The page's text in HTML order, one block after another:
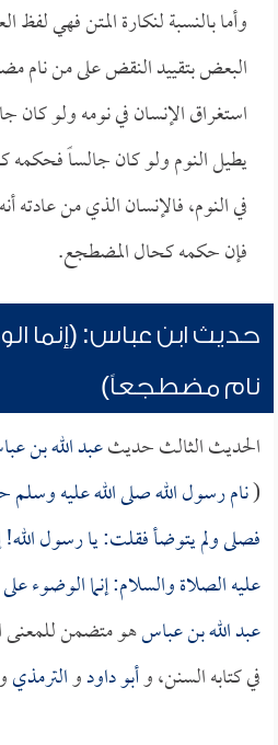
وأما بالنسبة لنكارة المتن فهي لفظ
البعض بتقييد النقض على من نام
استغراق الإنسان في نومه ولو كان
يطيل النوم ولو كان جالساً
في النوم، فالإنسان الذي من عادته
فإن حكمه كحال المضطجع.
حديث ابن عباس: (إنما
نام مضطجعاً)
الحديث الثالث حديثعبد الله بن
(نام رسول الله صلى الله عليه
فصلى ولم يتوضأ فقلت: يا رسول الله!
عليه الصلاة والسلام: إنما الوضوء
عبد الله بن عباسهو متضمن للمعنى
في كتابه السنن، وأبو داودوالترمذي